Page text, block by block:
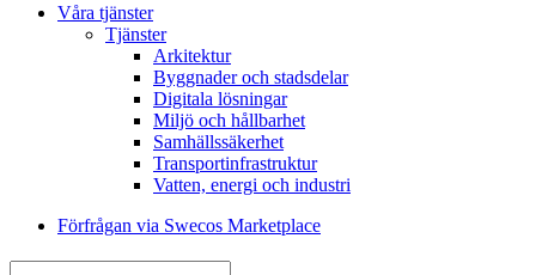
Våra tjänster
Tjänster
Arkitektur
Byggnader och stadsdelar
Digitala lösningar
Miljö och hållbarhet
Samhällssäkerhet
Transportinfrastruktur
Vatten, energi och industri
Förfrågan via Swecos Marketplace